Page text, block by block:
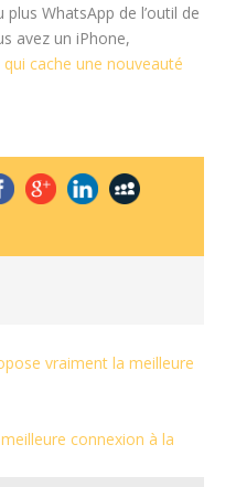
WhatsApp de l’outil de
avez un iPhone,
cache une nouveauté
vraiment la meilleure
connexion à la